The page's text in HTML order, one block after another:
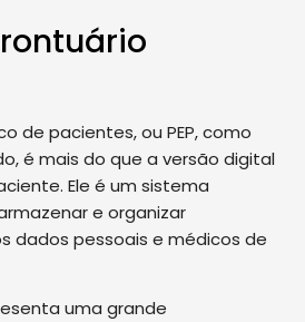
de pacientes, ou PEP, como
é mais do que a versão digital
Ele é um sistema
e organizar
dados pessoais e médicos de
uma grande